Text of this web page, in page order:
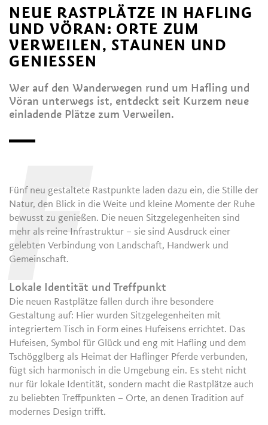
NEUE RASTPLÄTZE IN HAFLING
UND VÖRAN: ORTE ZUM
VERWEILEN, STAUNEN UND
GENIESSEN
Wer auf den Wanderwegen rund um Hafling und
Vöran unterwegs ist, entdeckt seit Kurzem neue
einladende Plätze zum Verweilen.
F
Fünf neu gestaltete Rastpunkte laden dazu ein, die Stille der
Natur, den Blick in die Weite und kleine Momente der Ruhe
bewusst zu genießen. Die neuen Sitzgelegenheiten sind
mehr als reine Infrastruktur – sie sind Ausdruck einer
gelebten Verbindung von Landschaft, Handwerk und
Gemeinschaft.
Lokale Identität und Treffpunkt
Die neuen Rastplätze fallen durch ihre besondere
Gestaltung auf: Hier wurden Sitzgelegenheiten mit
integriertem Tisch in Form eines Hufeisens errichtet. Das
Hufeisen, Symbol für Glück und eng mit Hafling und dem
Tschögglberg als Heimat der Haflinger Pferde verbunden,
fügt sich harmonisch in die Umgebung ein. Es steht nicht
nur für lokale Identität, sondern macht die Rastplätze auch
zu beliebten Treffpunkten – Orte, an denen Tradition auf
modernes Design trifft.